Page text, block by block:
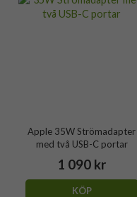
Apple 35W Strömadapter
med två USB-C portar
1 090 kr
KÖP